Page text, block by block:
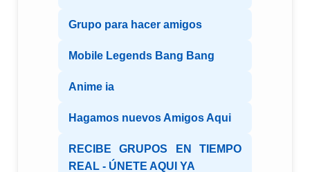
Grupo para hacer amigos
Mobile Legends Bang Bang
Anime ia
Hagamos nuevos Amigos Aqui
RECIBE GRUPOS EN TIEMPO
REAL - ÚNETE AQUI YA